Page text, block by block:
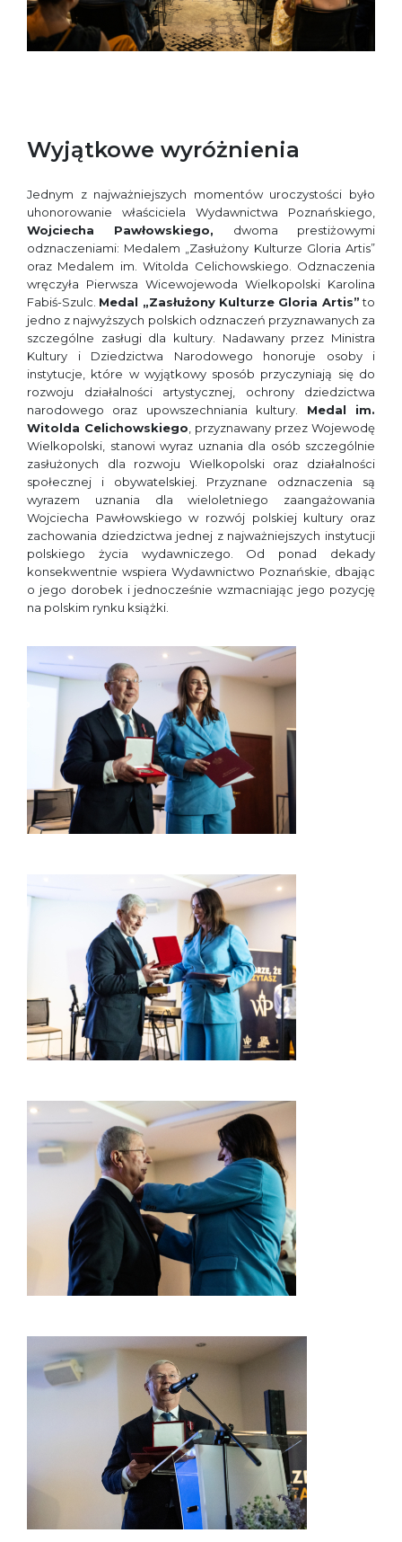
Wyjątkowe wyróżnienia
Jednym z najważniejszych momentów uroczystości było
uhonorowanie właściciela Wydawnictwa Poznańskiego,
Wojciecha Pawłowskiego, dwoma prestiżowymi
odznaczeniami: Medalem „Zasłużony Kulturze Gloria Artis”
oraz Medalem im. Witolda Celichowskiego. Odznaczenia
wręczyła Pierwsza Wicewojewoda Wielkopolski Karolina
Fabiś-Szulc. Medal „Zasłużony Kulturze Gloria Artis”to
jedno z najwyższych polskich odznaczeń przyznawanych za
szczególne zasługi dla kultury. Nadawany przez Ministra
Kultury i Dziedzictwa Narodowego honoruje osoby i
instytucje, które w wyjątkowy sposób przyczyniają się do
rozwoju działalności artystycznej, ochrony dziedzictwa
narodowego oraz upowszechniania kultury. Medal im.
Witolda Celichowskiego, przyznawany przez Wojewodę
Wielkopolski, stanowi wyraz uznania dla osób szczególnie
zasłużonych dla rozwoju Wielkopolski oraz działalności
społecznej i obywatelskiej. Przyznane odznaczenia są
wyrazem uznania dla wieloletniego zaangażowania
Wojciecha Pawłowskiego w rozwój polskiej kultury oraz
zachowania dziedzictwa jednej z najważniejszych instytucji
polskiego życia wydawniczego. Od ponad dekady
konsekwentnie wspiera Wydawnictwo Poznańskie, dbając
o jego dorobek i jednocześnie wzmacniając jego pozycję
na polskim rynku książki.